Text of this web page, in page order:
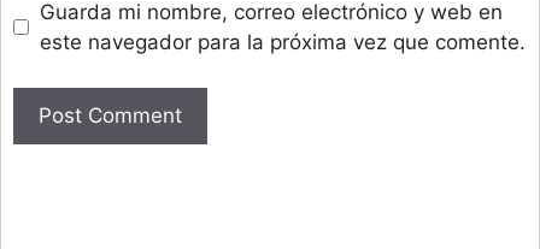
Guarda mi nombre, correo electrónico y web en
este navegador para la próxima vez que comente.